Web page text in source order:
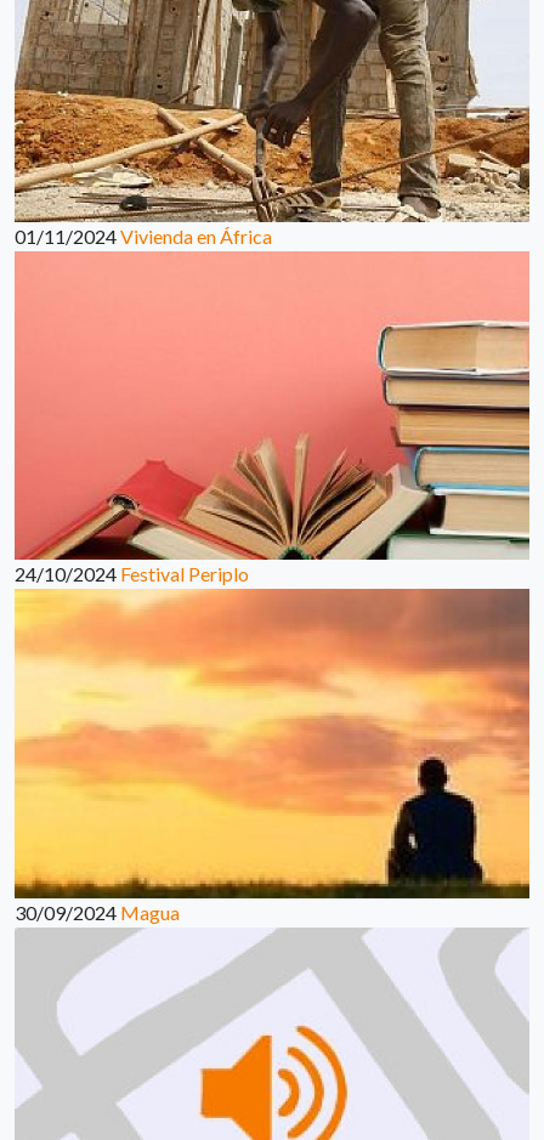
01/11/2024Vivienda en África
24/10/2024 Festival Periplo
30/09/2024 Magua